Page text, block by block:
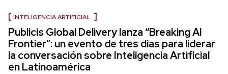
INTELIGENCIA ARTIFICIAL
Publicis Global Delivery lanza “Breaking AI
Frontier”: un evento de tres días para liderar
la conversación sobre Inteligencia Artificial
en Latinoamérica